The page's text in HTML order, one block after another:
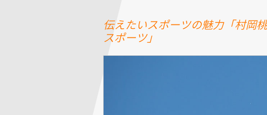
伝えたいスポーツの魅力「村岡
スポーツ」